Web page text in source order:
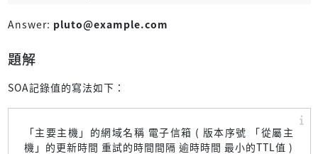
Answer: pluto@example.com
題解
SOA記錄值的寫法如下：
「主要主機」的網域名稱 電子信箱 ( 版本序號 「從屬主
機」的更新時間 重試的時間間隔 逾時時間 最小的TTL值 )